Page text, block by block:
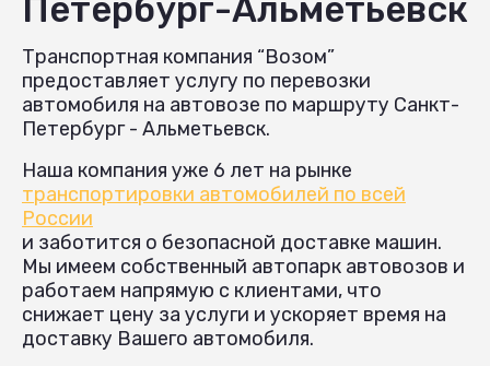
Петербург-Альметьевск
Транспортная компания “Возом”
предоставляет услугу по перевозки
автомобиля на автовозе по маршруту Санкт-
Петербург - Альметьевск.
Наша компания уже 6 лет на рынке
транспортировки автомобилей по всей
России
и заботится о безопасной доставке машин.
Мы имеем собственный автопарк автовозов и
работаем напрямую с клиентами, что
снижает цену за услуги и ускоряет время на
доставку Вашего автомобиля.